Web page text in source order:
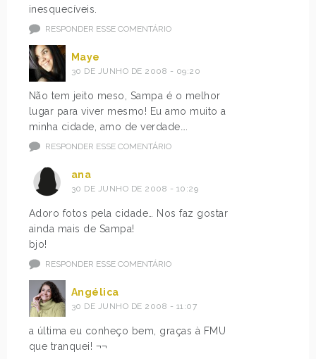
inesquecíveis.
RESPONDER ESSE COMENTÁRIO
Maye
30 DE JUNHO DE 2008 - 09:20
Não tem jeito meso, Sampa é o melhor
lugar para viver mesmo! Eu amo muito a
minha cidade, amo de verdade….
RESPONDER ESSE COMENTÁRIO
ana
30 DE JUNHO DE 2008 - 10:29
Adoro fotos pela cidade… Nos faz gostar
ainda mais de Sampa!
bjo!
RESPONDER ESSE COMENTÁRIO
Angélica
30 DE JUNHO DE 2008 - 11:07
a última eu conheço bem, graças à FMU
que tranquei! ¬¬